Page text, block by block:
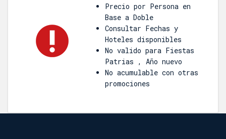
Precio por Persona en
Base a Doble
Consultar Fechas y
Hoteles disponibles
No valido para Fiestas
Patrias , Año nuevo
No acumulable con otras
promociones